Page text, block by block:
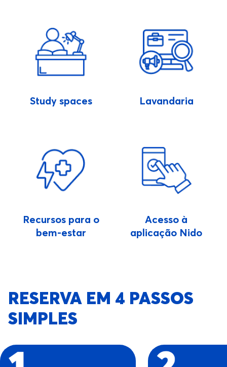
Study spaces Lavandaria
Recursos para o
bem-estar
Acesso à
aplicação Nido
RESERVA EM 4 PASSOS
SIMPLES